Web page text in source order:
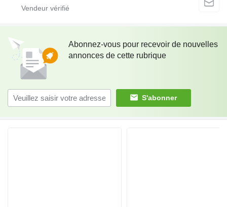
Abonnez-vous pour recevoir de nouvelles
annonces de cette rubrique
S'abonner